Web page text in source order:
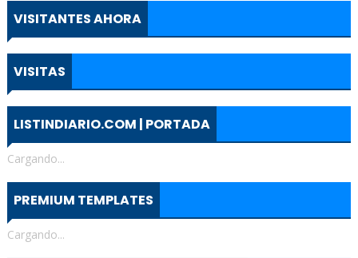
VISITANTES AHORA
VISITAS
LISTINDIARIO.COM | PORTADA
Cargando...
PREMIUM TEMPLATES
Cargando...